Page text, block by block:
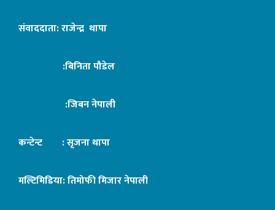
संवाददाता: राजेन्द्र थापा
:बिनिता पौडेल
:जिबन नेपाली
कन्टेन्ट : सृजना थापा
मल्टिमिडिया: तिमोफी मिजार नेपाली